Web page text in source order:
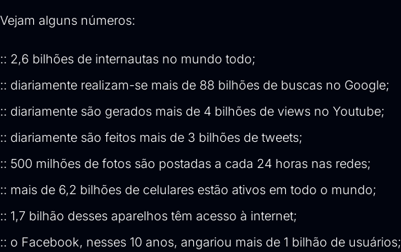
Vejam alguns números:
:: 2,6 bilhões de internautas no mundo todo;
:: diariamente realizam-se mais de 88 bilhões de buscas no Google;
:: diariamente são gerados mais de 4 bilhões de views no Youtube;
:: diariamente são feitos mais de 3 bilhões de tweets;
:: 500 milhões de fotos são postadas a cada 24 horas nas redes;
:: mais de 6,2 bilhões de celulares estão ativos em todo o mundo;
:: 1,7 bilhão desses aparelhos têm acesso à internet;
:: o Facebook, nesses 10 anos, angariou mais de 1 bilhão de usuários;